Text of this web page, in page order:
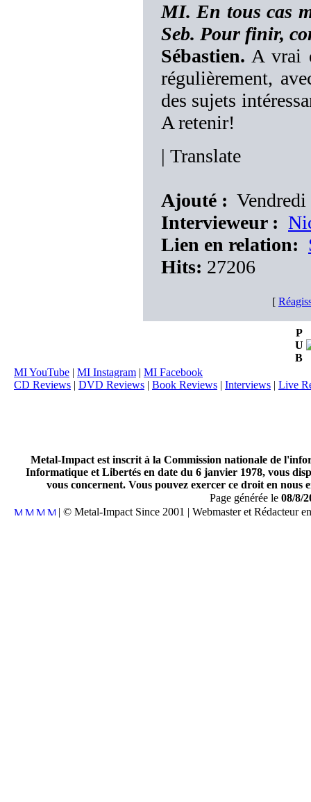
MI. En tous cas
Seb. Pour finir,
Sébastien. A vrai
régulièrement,
des sujets
A retenir!
| Translate
Ajouté :
Intervieweur :
Lien en relation:
Hits: 27206
[
P
U
B
MI YouTube | MI Instagram | MI Facebook
CD Reviews | DVD Reviews | Book Reviews | Interviews | Live
Metal-Impact est inscrit à la Commission nationale de
Informatique et Libertés en date du 6 janvier 1978, vous
vous concernent. Vous pouvez exercer ce droit en
Page générée le 08/8/
| © Metal-Impact Since 2001 | Webmaster et Rédacteur